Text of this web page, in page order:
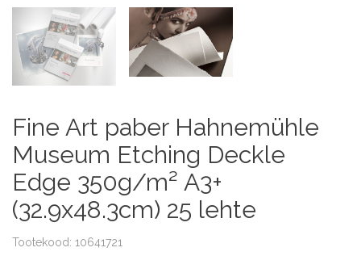
Fine Art paber Hahnemühle
Museum Etching Deckle
Edge 350g/m² A3+
(32.9x48.3cm) 25 lehte
Tootekood: 10641721